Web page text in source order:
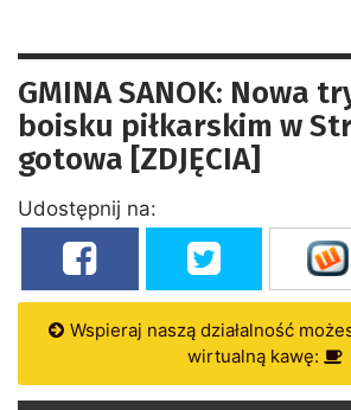
GMINA SANOK: Nowa
boisku piłkarskim w
gotowa [ZDJĘCIA]
Udostępnij na:
Wspieraj naszą działalność
wirtualną kawę: